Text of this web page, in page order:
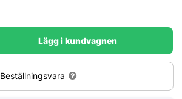
Lägg i kundvagnen
Beställningsvara